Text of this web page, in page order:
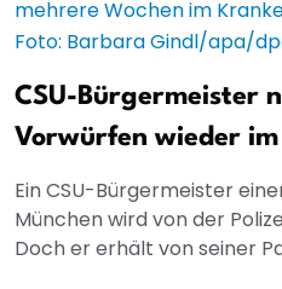
CSU-Bürgermeister
Vorwürfen wieder im
Ein CSU-Bürgermeister
München wird von der
Doch er erhält von seiner